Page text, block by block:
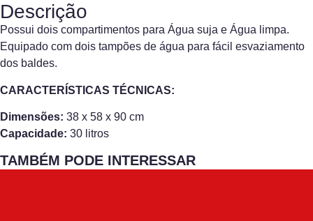
Descrição
Possui dois compartimentos para Água suja e Água limpa.
Equipado com dois tampões de água para fácil esvaziamento
dos baldes.
CARACTERÍSTICAS TÉCNICAS:
Dimensões: 38 x 58 x 90 cm
Capacidade: 30 litros
TAMBÉM PODE INTERESSAR